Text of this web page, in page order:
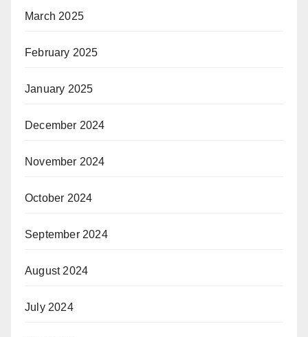
March 2025
February 2025
January 2025
December 2024
November 2024
October 2024
September 2024
August 2024
July 2024